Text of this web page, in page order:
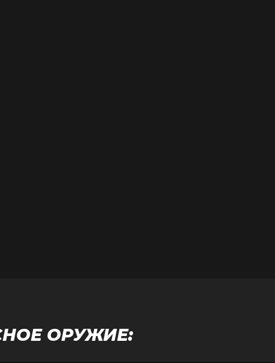
ОРУЖИЕ: